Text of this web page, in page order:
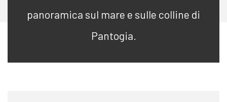
panoramica sul mare e sulle colline di
Pantogia.